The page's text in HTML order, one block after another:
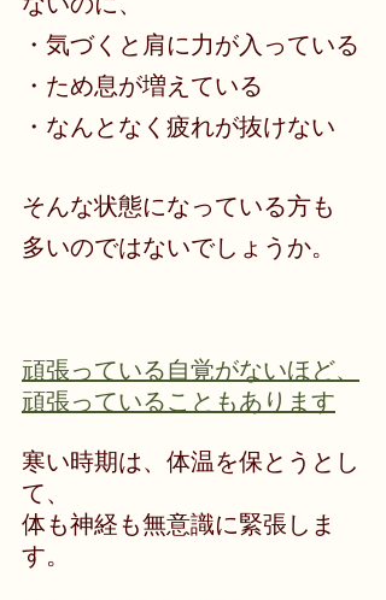
・気づくと肩に力が入っている
・ため息が増えている
・なんとなく疲れが抜けない
そんな状態になっている方も
多いのではないでしょうか。
頑張っている自覚がないほど、
頑張っていることもあります
寒い時期は、体温を保とうとし
て、
体も神経も無意識に緊張しま
す。